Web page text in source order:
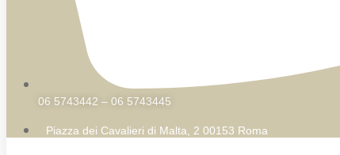
06 5743442 – 06 5743445
Piazza dei Cavalieri di Malta, 2 00153 Roma